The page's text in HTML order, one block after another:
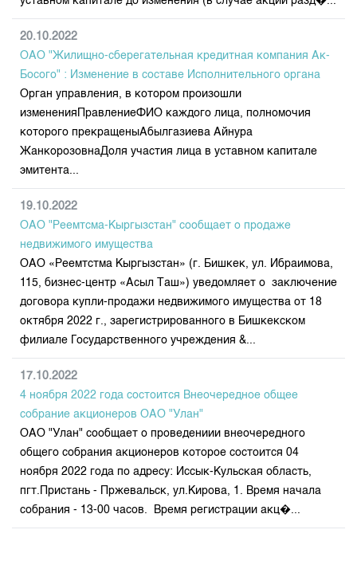
20.10.2022
ОАО "Жилищно-сберегательная кредитная компания Ак-
Босого" : Изменение в составе Исполнительного органа
Орган управления, в котором произошли
измененияПравлениеФИО каждого лица, полномочия
которого прекращеныАбылгазиева Айнура
ЖанкорозовнаДоля участия лица в уставном капитале
эмитента...
19.10.2022
ОАО "Реемтсма-Кыргызстан" сообщает о продаже
недвижимого имущества
ОАО «Реемтстма Кыргызстан» (г. Бишкек, ул. Ибраимова,
115, бизнес-центр «Асыл Таш») уведомляет о заключение
договора купли-продажи недвижимого имущества от 18
октября 2022 г., зарегистрированного в Бишкекском
филиале Государственного учреждения &...
17.10.2022
4 ноября 2022 года состоится Внеочередное общее
собрание акционеров ОАО "Улан"
ОАО "Улан" сообщает о проведениии внеочередного
общего собрания акционеров которое состоится 04
ноября 2022 года по адресу: Иссык-Кульская область,
пгт.Пристань - Пржевальск, ул.Кирова, 1. Время начала
собрания - 13-00 часов. Время регистрации акц�...